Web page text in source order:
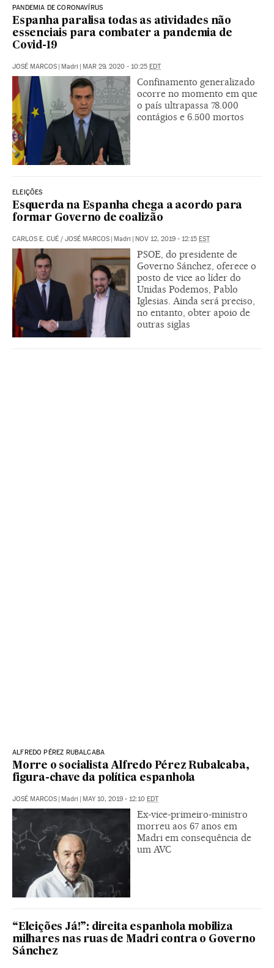
PANDEMIA DE CORONAVÍRUS
Espanha paralisa todas as atividades não
essenciais para combater a pandemia de
Covid-19
JOSÉ MARCOS Madri MAR 29, 2020 - 10:25 EDT
Confinamento generalizado
ocorre no momento em que
o país ultrapassa 78.000
contágios e 6.500 mortos
ELEIÇÕES
Esquerda na Espanha chega a acordo para
formar Governo de coalizão
CARLOS E. CUÉ / JOSÉ MARCOS | Madri | NOV 12, 2019 - 12:15 EST
PSOE, do presidente de
Governo Sánchez, oferece o
posto de vice ao líder do
Unidas Podemos, Pablo
Iglesias. Ainda será preciso,
no entanto, obter apoio de
outras siglas
ALFREDO PÉREZ RUBALCABA
Morre o socialista Alfredo Pérez Rubalcaba,
figura-chave da política espanhola
JOSÉ MARCOS | Madri | MAY 10, 2019 - 12:10 EDT
Ex-vice-primeiro-ministro
morreu aos 67 anos em
Madri em consequência de
um AVC
“Eleições Já!”: direita espanhola mobiliza
milhares nas ruas de Madri contra o Governo
Sánchez